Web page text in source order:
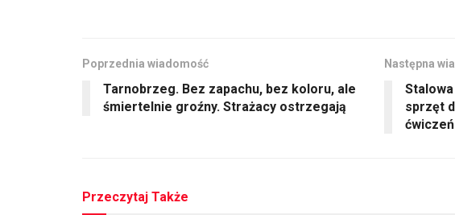
Poprzednia wiadomość
Tarnobrzeg. Bez zapachu, bez koloru, ale
śmiertelnie groźny. Strażacy ostrzegają
Następna
sprzęt
Przeczytaj Także